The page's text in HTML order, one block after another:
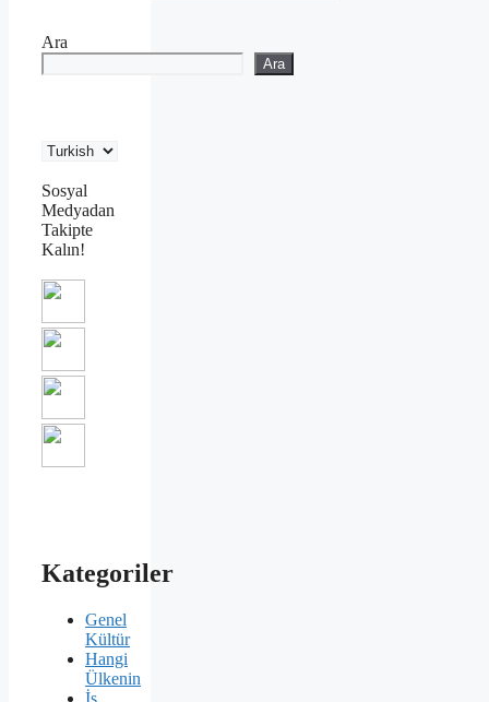
Ara
Ara
Sosyal
Medyadan
Takipte
Kalın!
Kategoriler
Genel
Kültür
Hangi
Ülkenin
İş